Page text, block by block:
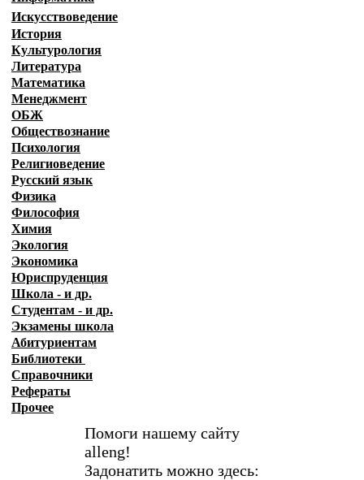
Искусствоведение
История
Культурология
Литература
Математика
Менеджмент
ОБЖ
Обществознание
Психология
Религиоведение
Русский язык
Физика
Философия
Химия
Экология
Экономика
Юриспруденция
Школа - и др.
Студентам - и др.
Экзамены школа
Абитуриентам
Библиотеки
Справочники
Рефераты
Прочее
Помоги нашему сайту
alleng!
Задонатить можно здесь: